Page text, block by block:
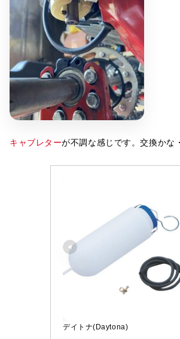
キャブレターが不調な感じです。交換かな
デイトナ(Daytona)